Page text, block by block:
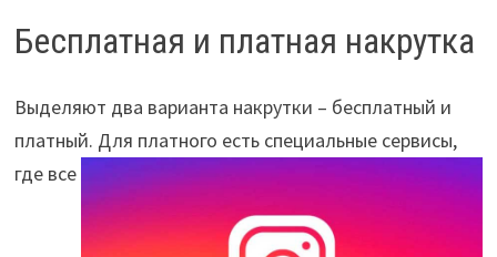
Бесплатная и платная накрутка
Выделяют два варианта накрутки – бесплатный и
платный. Для платного есть специальные сервисы,
где все